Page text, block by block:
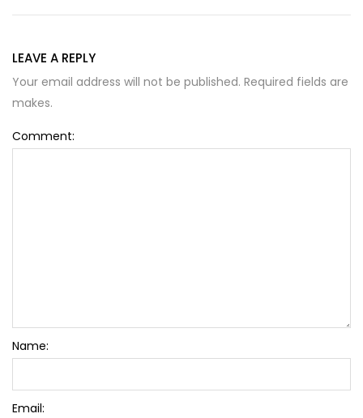
LEAVE A REPLY
Your email address will not be published. Required fields are
makes.
Comment:
Name:
Email: